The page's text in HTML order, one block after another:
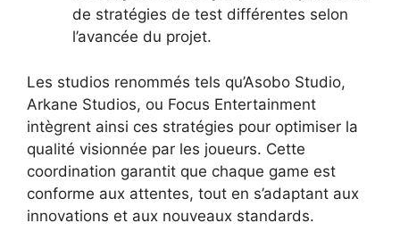
de stratégies de test différentes selon
l’avancée du projet.
Les studios renommés tels qu’Asobo Studio,
Arkane Studios, ou Focus Entertainment
intègrent ainsi ces stratégies pour optimiser la
qualité visionnée par les joueurs. Cette
coordination garantit que chaque game est
conforme aux attentes, tout en s’adaptant aux
innovations et aux nouveaux standards.